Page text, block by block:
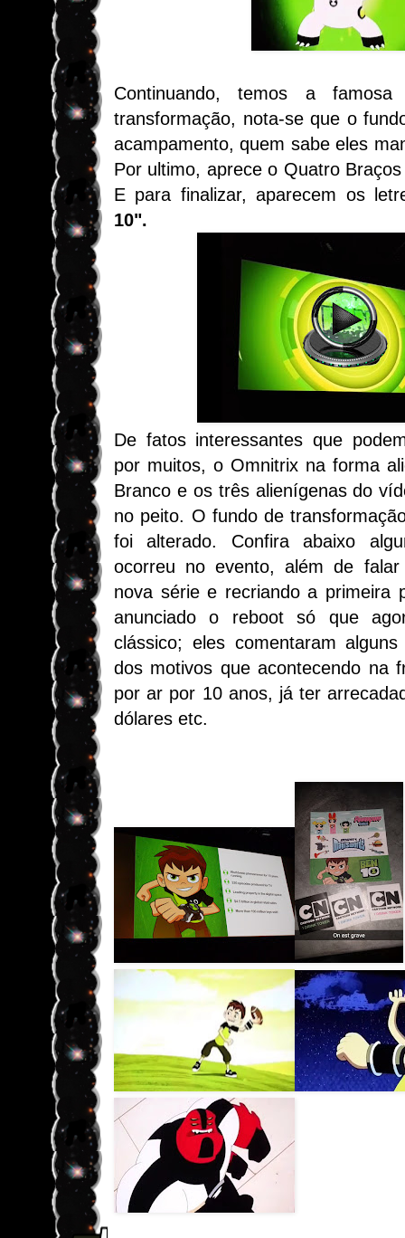
Continuando, temos a
transformação, nota-se que o
acampamento, quem sabe eles
Por ultimo, aprece o Quatro
E para finalizar, aparecem os
10".
De fatos interessantes que
por muitos, o Omnitrix na forma
Branco e os três alienígenas do
no peito. O fundo de
foi alterado. Confira abaixo
ocorreu no evento, além de
nova série e recriando a primeira
anunciado o reboot só que
clássico; eles comentaram
dos motivos que acontecendo na
por ar por 10 anos, já ter
dólares etc.